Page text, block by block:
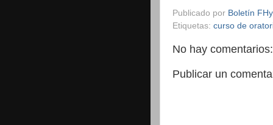
Publicado por Boletín
Etiquetas: curso de
No hay comentarios:
Publicar un